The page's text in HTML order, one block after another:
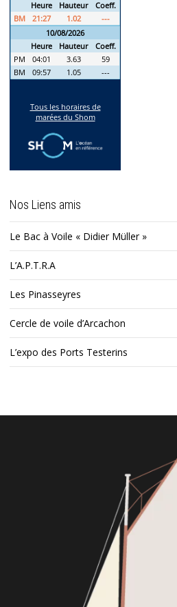
Nos Liens amis
Le Bac à Voile « Didier Müller »
L’A.P.T.R.A
Les Pinasseyres
Cercle de voile d’Arcachon
L’expo des Ports Testerins